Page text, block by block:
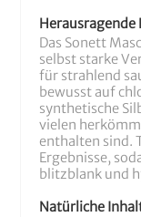
Das Sonett
selbst starke
für strahlend
bewusst auf
synthetische
vielen
enthalten sind.
Ergebnisse,
blitzblank und
Natürliche